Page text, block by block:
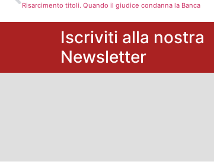
Risarcimento titoli. Quando il giudice condanna la Banca
Iscriviti alla nostra
Newsletter